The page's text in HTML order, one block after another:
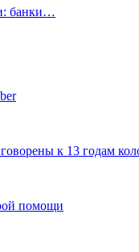
банки…
к 13 годам
помощи